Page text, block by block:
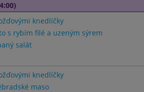
knedlíčky
s rybím filé a uzeným sýrem
salát
knedlíčky
maso